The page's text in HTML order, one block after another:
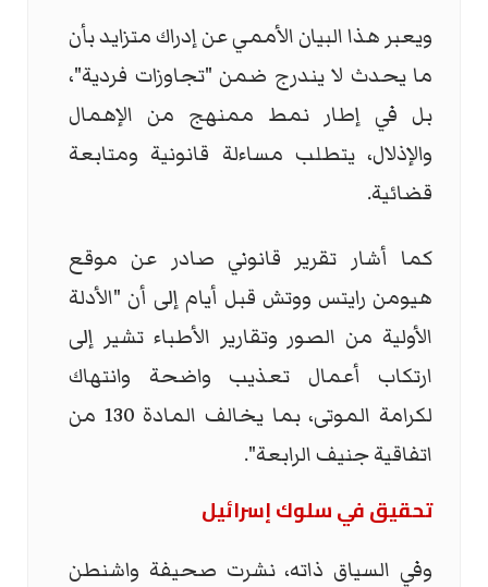
ويعبر هذا البيان الأممي عن إدراك متزايد بأن
ما يحدث لا يندرج ضمن "تجاوزات فردية"،
بل في إطار نمط ممنهج من الإهمال
والإذلال، يتطلب مساءلة قانونية ومتابعة
قضائية.
كما أشار تقرير قانوني صادر عن موقع
هيومن رايتس ووتش قبل أيام إلى أن "الأدلة
الأولية من الصور وتقارير الأطباء تشير إلى
ارتكاب أعمال تعذيب واضحة وانتهاك
لكرامة الموتى، بما يخالف المادة 130 من
اتفاقية جنيف الرابعة".
تحقيق في سلوك إسرائيل
وفي السياق ذاته، نشرت صحيفة واشنطن